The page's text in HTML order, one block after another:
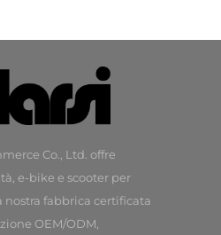
Co., Ltd. offre
e-bike e scooter per
fabbrica certificata
OEM/ODM,